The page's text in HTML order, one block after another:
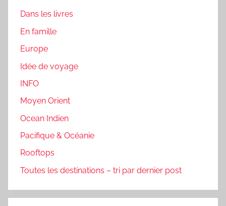
Dans les livres
En famille
Europe
Idée de voyage
INFO
Moyen Orient
Ocean Indien
Pacifique & Océanie
Rooftops
Toutes les destinations – tri par dernier post